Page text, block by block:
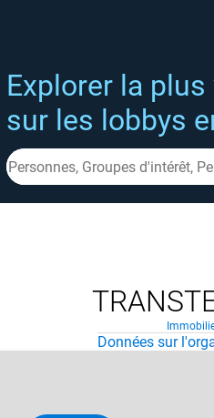
Explorer la
sur les lobbys
Données sur